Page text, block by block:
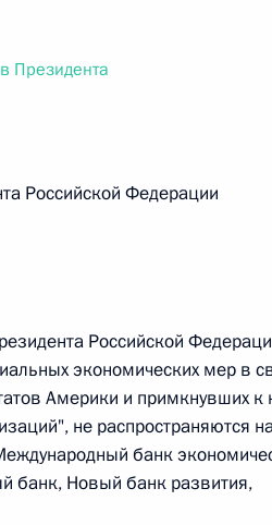
заседателях федеральных
ФЗ
«О государственной
Президента
Российской Федерации
Российской
экономических мер в
Америки и примкнувших к
не распространяются
банк
банк, Новый банк развития,